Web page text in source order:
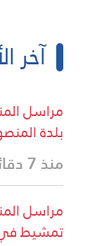
آخر
مراسل
بلدة
منذ 7 دقائق
مراسل
تمشيط في